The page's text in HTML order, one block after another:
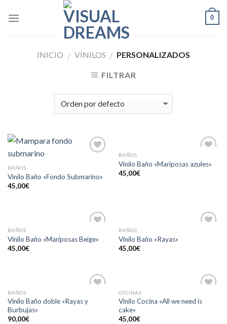
0
INICIO / VINILOS / PERSONALIZADOS
FILTRAR
lista de
deseos
BAÑOS
Vinilo Baño «Fondo Submarino»
45,00€
a la
BAÑOS
Vinilo Baño «Mariposas azules»
45,00€
a la
BAÑOS
Vinilo Baño «Mariposas Beige»
45,00€
BAÑOS
Vinilo Baño «Rayas»
45,00€
BAÑOS
Vinilo Baño doble «Rayas y
Burbujas»
90,00€
a la
COCINAS
Vinilo Cocina «All we need is
cake»
45,00€